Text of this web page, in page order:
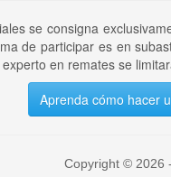
se consigna
de participar es en
en remates se
Aprenda cómo hacer
Copyright © 2026